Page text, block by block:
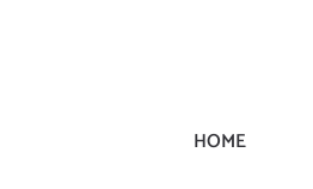
HOME